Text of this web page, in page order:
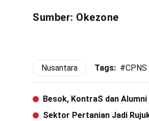
Sumber: Okezone
Nusantara Tags: #CPNS
Besok, KontraS dan
Sektor Pertanian Jadi